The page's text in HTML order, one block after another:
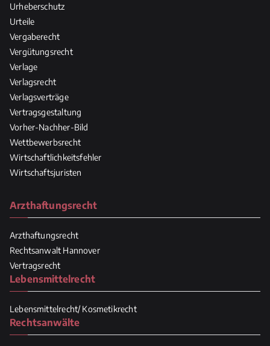
Urheberschutz
Urteile
Vergaberecht
Vergütungsrecht
Verlage
Verlagsrecht
Verlagsverträge
Vertragsgestaltung
Vorher-Nachher-Bild
Wettbewerbsrecht
Wirtschaftlichkeitsfehler
Wirtschaftsjuristen
Arzthaftungsrecht
Arzthaftungsrecht
Rechtsanwalt Hannover
Vertragsrecht
Lebensmittelrecht
Lebensmittelrecht/ Kosmetikrecht
Rechtsanwälte